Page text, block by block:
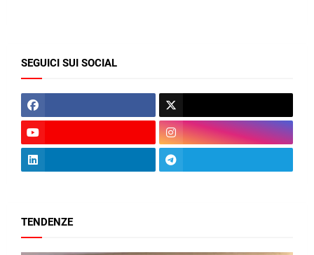
SEGUICI SUI SOCIAL
TENDENZE